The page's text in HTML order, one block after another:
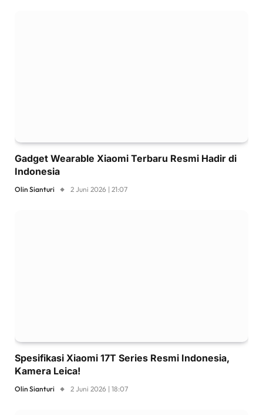
Gadget Wearable Xiaomi Terbaru Resmi Hadir di
Indonesia
Olin Sianturi 2 Juni 2026 | 21:07
Spesifikasi Xiaomi 17T Series Resmi Indonesia,
Kamera Leica!
Olin Sianturi 2 Juni 2026 | 18:07